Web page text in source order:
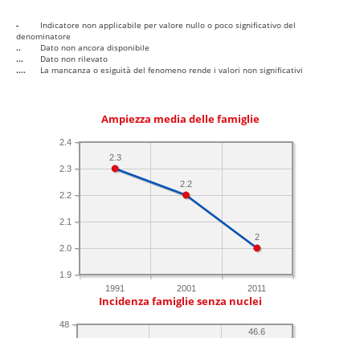
-
Indicatore non applicabile per valore nullo o poco significativo del
denominatore
..
Dato non ancora disponibile
...
Dato non rilevato
....
La mancanza o esiguità del fenomeno rende i valori non significativi
Ampiezza media delle famiglie
1991 2001 2011
1.9
2.0
2.1
2.2
2.3
2.4
2
2.2
2.3
Incidenza famiglie senza nuclei
48
46.6